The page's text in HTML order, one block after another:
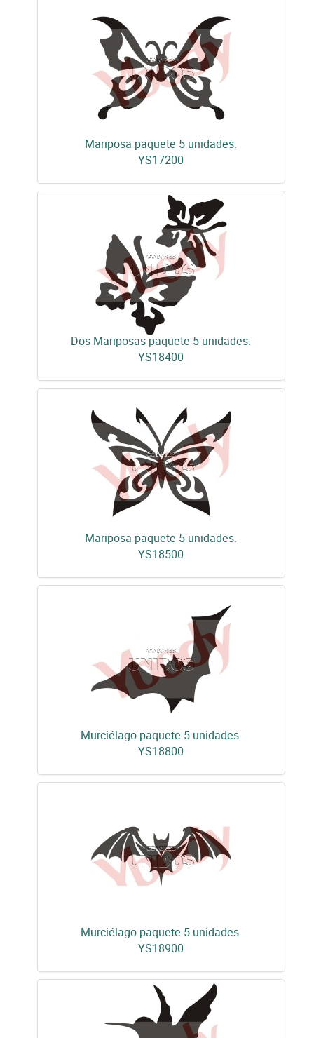
Mariposa paquete 5 unidades.
YS17200
Dos Mariposas paquete 5 unidades.
YS18400
Mariposa paquete 5 unidades.
YS18500
Murciélago paquete 5 unidades.
YS18800
Murciélago paquete 5 unidades.
YS18900